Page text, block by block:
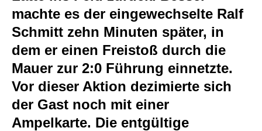
machte es der eingewechselte Ralf
Schmitt zehn Minuten später, in
dem er einen Freistoß durch die
Mauer zur 2:0 Führung einnetzte.
Vor dieser Aktion dezimierte sich
der Gast noch mit einer
Ampelkarte. Die entgültige